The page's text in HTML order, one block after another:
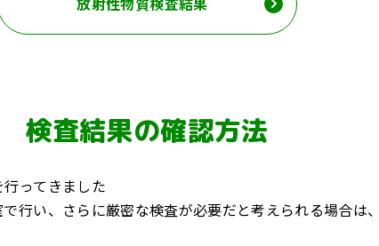
検査結果の確認方法
ってきました
行い、さらに厳密な検査が必要だと考えられる場合は